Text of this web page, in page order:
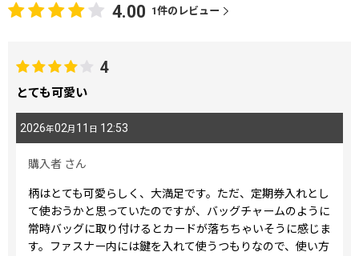
4.00 1件のレビュー
4
とても可愛い
2026年02月 11 日 12:53
購入者 さん
柄はとても可愛らしく、大満足です。ただ、定期券入れとし
て使おうかと思っていたのですが、バッグチャームのように
常時バッグに取り付けるとカードが落ちちゃいそうに感じま
す。ファスナー内には鍵を入れて使うつもりなので、使い方